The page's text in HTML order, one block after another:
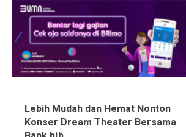
Lebih Mudah dan Hemat Nonton
Konser Dream Theater Bersama